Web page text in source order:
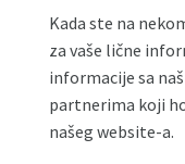
Kada ste na
za vaše lične
informacije sa
partnerima koji
našeg website-a.